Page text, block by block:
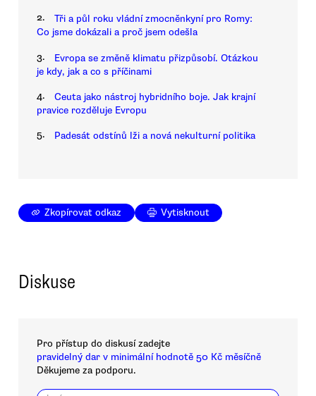
2.
Tři a půl roku vládní zmocněnkyní pro Romy:
Co jsme dokázali a proč jsem odešla
3.
Evropa se změně klimatu přizpůsobí. Otázkou
je kdy, jak a co s příčinami
4.
Ceuta jako nástroj hybridního boje. Jak krajní
pravice rozděluje Evropu
5. Padesát odstínů lži a nová nekulturní politika
Zkopírovat odkaz Vytisknout
Diskuse
Pro přístup do diskusí zadejte
pravidelný dar v minimální hodnotě 50 Kč měsíčně
Děkujeme za podporu.